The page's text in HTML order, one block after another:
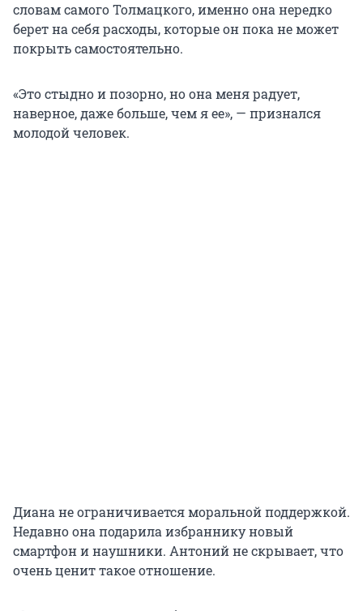
словам самого Толмацкого, именно она нередко
берет на себя расходы, которые он пока не может
покрыть самостоятельно.
«Это стыдно и позорно, но она меня радует,
наверное, даже больше, чем я ее», — признался
молодой человек.
Диана не ограничивается моральной поддержкой.
Недавно она подарила избраннику новый
смартфон и наушники. Антоний не скрывает, что
очень ценит такое отношение.